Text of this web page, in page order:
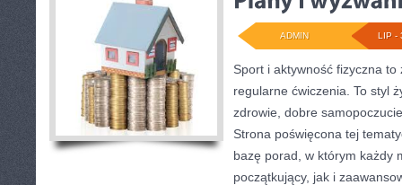
LIP -
ADMIN
Sport i aktywność fizyczna
regularne ćwiczenia. To styl
zdrowie, dobre
Strona poświęcona tej
bazę porad, w którym każdy
początkujący, jak i